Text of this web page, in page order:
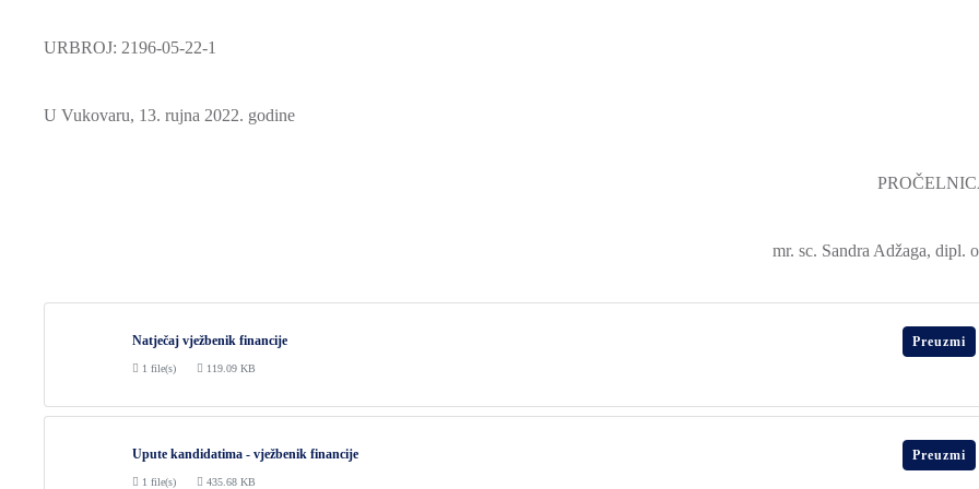
URBROJ: 2196-05-22-1
U Vukovaru, 13. rujna 2022. godine
mr. sc. Sandra Adžaga, dipl.
Natječaj vježbenik financije
1 file(s) 119.09 KB
Preuzmi
Upute kandidatima - vježbenik financije
1 file(s) 435.68 KB
Preuzmi